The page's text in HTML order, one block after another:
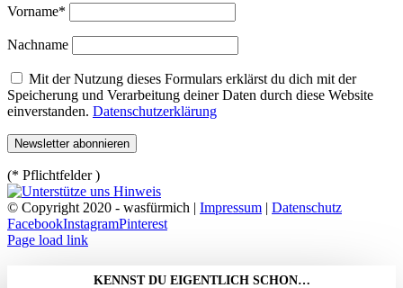
Vorname*
Nachname
Mit der Nutzung dieses Formulars erklärst du dich mit der
Speicherung und Verarbeitung deiner Daten durch diese Website
einverstanden. Datenschutzerklärung
(* Pflichtfelder )
© Copyright 2020 - wasfürmich | Impressum | Datenschutz
FacebookInstagramPinterest
Page load link
KENNST DU EIGENTLICH SCHON…